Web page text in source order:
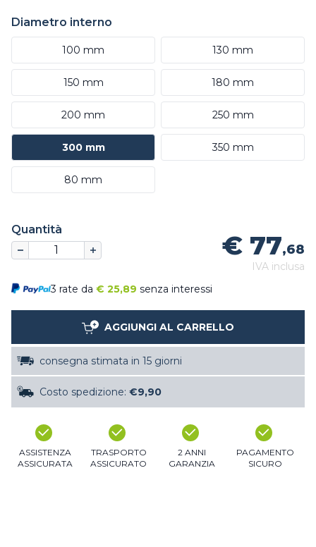
Diametro interno
100 mm 130 mm
150 mm 180 mm
200 mm 250 mm
300 mm 350 mm
80 mm
Quantità
€ 77,68
IVA inclusa
3 rate da € 25,89 senza interessi
AGGIUNGI AL CARRELLO
consegna stimata in 15 giorni
Costo spedizione: €9,90
ASSISTENZA
ASSICURATA
TRASPORTO
ASSICURATO
2 ANNI
GARANZIA
PAGAMENTO
SICURO